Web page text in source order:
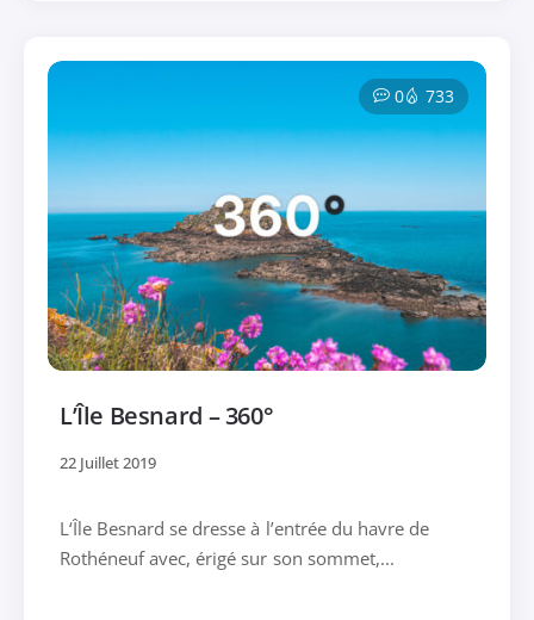
0 733
L’Île Besnard – 360°
22 Juillet 2019
L‘Île Besnard se dresse à l’entrée du havre de
Rothéneuf avec, érigé sur son sommet,...